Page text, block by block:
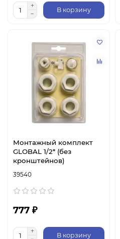
В корзину
Монтажный комплект
GLOBAL 1/2* (без
кронштейнов)
39540
777 ₽
В корзину